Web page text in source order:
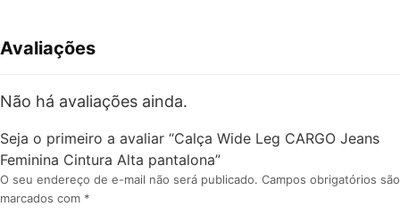
Avaliações
Não há avaliações ainda.
Seja o primeiro a avaliar “Calça Wide Leg CARGO Jeans
Feminina Cintura Alta pantalona”
O seu endereço de e-mail não será publicado. Campos obrigatórios são
marcados com *